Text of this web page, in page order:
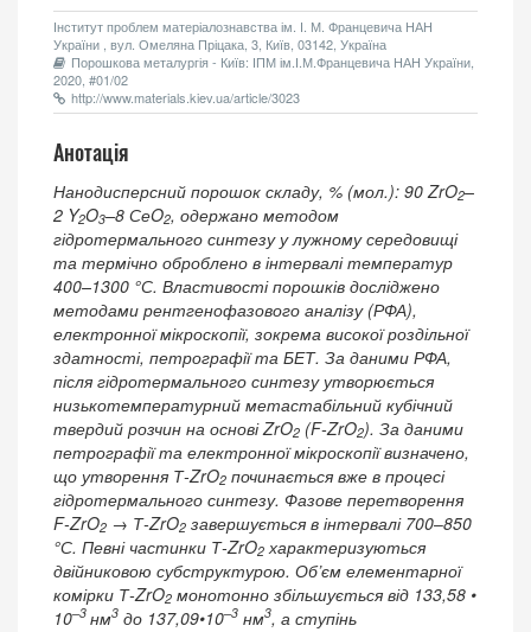
Інститут проблем матеріалознавства ім. І. М. Францевича НАН
України , вул. Омеляна Пріцака, 3, Київ, 03142, Україна
Порошкова металургія - Київ: ІПМ ім.І.М.Францевича НАН України,
2020, #01/02
http://www.materials.kiev.ua/article/3023
Анотація
Нанодисперсний порошок складу, % (мол.): 90 ZrO2–
2 Y2O3–8 СеO2, одержано методом
гідротермального синтезу у лужному середовищі
та термічно оброблено в інтервалі температур
400–1300 °С. Властивості порошків досліджено
методами рентгенофазового аналізу (РФА),
електронної мікроскопії, зокрема високої роздільної
здатності, петрографії та БЕТ. За даними РФА,
після гідротермального синтезу утворюється
низькотемпературний метастабільний кубічний
твердий розчин на основі ZrO2 (F-ZrO2). За даними
петрографії та електронної мікроскопії визначено,
що утворення Т-ZrO2 починається вже в процесі
гідротермального синтезу. Фазове перетворення
F-ZrO2 → Т-ZrO2 завершується в інтервалі 700‒850
°С. Певні частинки Т-ZrO2 характеризуються
двійниковою субструктурою. Об’єм елементарної
комірки Т-ZrO2 монотонно збільшується від 133,58 •
10–3 нм3 до 137,09•10–3 нм3, а ступінь